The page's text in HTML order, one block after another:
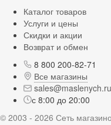
Каталог товаров
Услуги и цены
Скидки и акции
Возврат и обмен
8 800 200-82-71
Все магазины
sales@maslenych.ru
с 8:00 до 20:00
© 2003 - 2026 Сеть